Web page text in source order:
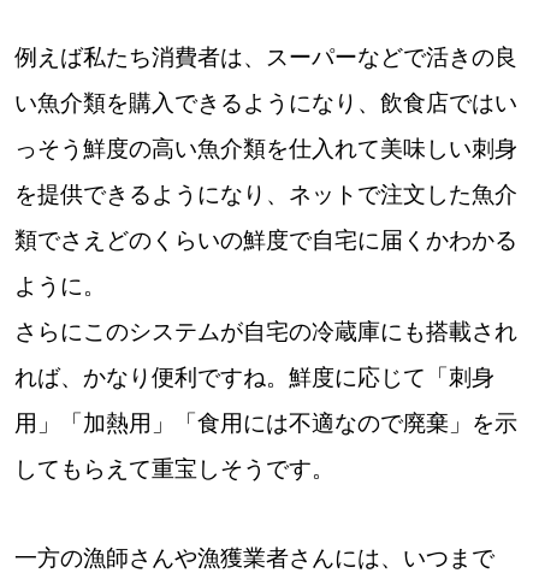
例えば私たち消費者は、スーパーなどで活きの良
い魚介類を購入できるようになり、飲食店ではい
っそう鮮度の高い魚介類を仕入れて美味しい刺身
を提供できるようになり、ネットで注文した魚介
類でさえどのくらいの鮮度で自宅に届くかわかる
ように。
さらにこのシステムが自宅の冷蔵庫にも搭載され
れば、かなり便利ですね。鮮度に応じて「刺身
用」「加熱用」「食用には不適なので廃棄」を示
してもらえて重宝しそうです。
一方の漁師さんや漁獲業者さんには、いつまで